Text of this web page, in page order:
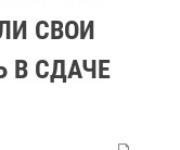
СВОИ
В СДАЧЕ